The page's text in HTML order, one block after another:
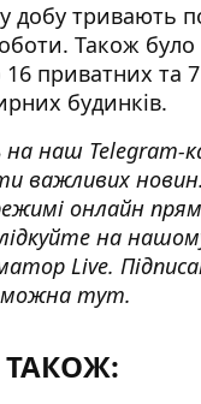
добу тривають
Також було
приватних та 7
будинків.
на наш Telegram-
важливих
онлайн
на
Live.
можна тут.
ТАКОЖ: